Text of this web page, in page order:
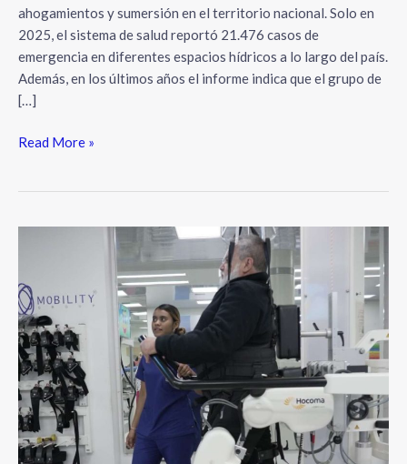
ahogamientos y sumersión en el territorio nacional. Solo en
2025, el sistema de salud reportó 21.476 casos de
emergencia en diferentes espacios hídricos a lo largo del país.
Además, en los últimos años el informe indica que el grupo de
[…]
Read More »
Neurorehabilitación
Colombia:
la
brecha
silenciosa
más
allá
de
las
rampas